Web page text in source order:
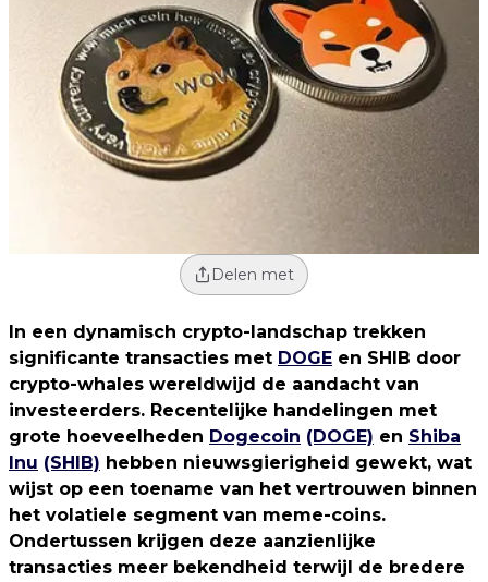
Delen met
In een dynamisch crypto-landschap trekken
significante transacties met DOGE en SHIB door
crypto-whales wereldwijd de aandacht van
investeerders. Recentelijke handelingen met
grote hoeveelheden Dogecoin (DOGE) en Shiba
Inu (SHIB) hebben nieuwsgierigheid gewekt, wat
wijst op een toename van het vertrouwen binnen
het volatiele segment van meme-coins.
Ondertussen krijgen deze aanzienlijke
transacties meer bekendheid terwijl de bredere